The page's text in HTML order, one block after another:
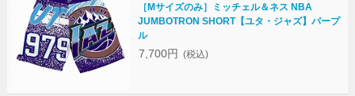
［Mサイズのみ］ミッチェル＆ネス NBA
JUMBOTRON SHORT【ユタ・ジャズ】パープ
ル
7,700円 (税込)